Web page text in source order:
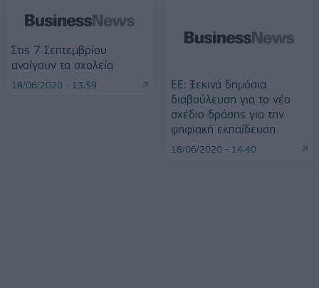
Στις 7 Σεπτεμβρίου
ανοίγουν τα σχολεία
18/06/2020 - 13:59
EE: Ξεκινά δημόσια
διαβούλευση για το νέο
σχέδιο δράσης για την
ψηφιακή εκπαίδευση
18/06/2020 - 14:40